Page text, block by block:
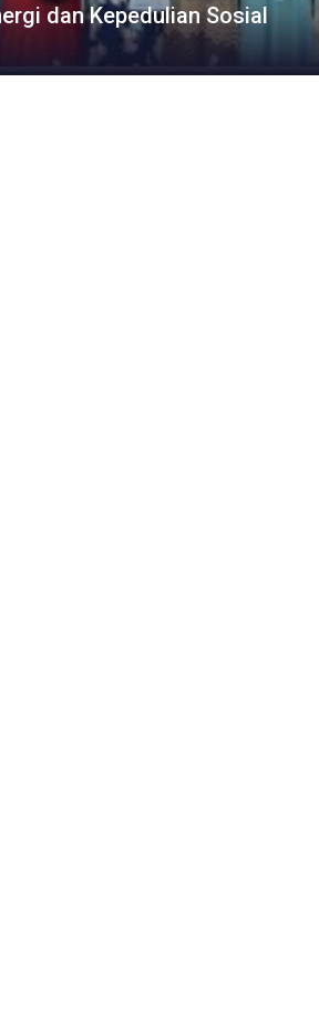
dan Kepedulian Sosial